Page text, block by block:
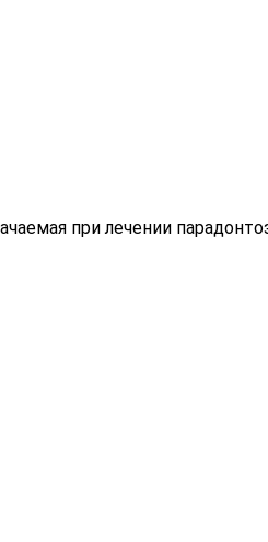
при лечении